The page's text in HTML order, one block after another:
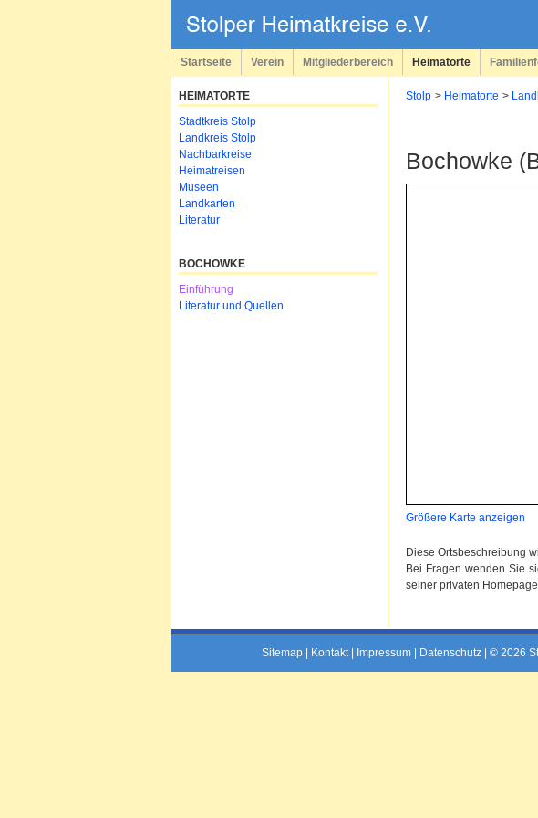
überspringen
Startseite Verein Mitgliederbereich Heimatorte
Stolp Heimatorte
Bochowke
Größere Karte anzeigen
Diese Ortsbeschreibung
Bei Fragen wenden Sie
seiner privaten
HEIMATORTE
Navigation
überspringen
Stadtkreis Stolp
Landkreis Stolp
Nachbarkreise
Heimatreisen
Museen
Landkarten
Literatur
BOCHOWKE
Navigation
überspringen
Einführung
Literatur und Quellen
Sitemap Kontakt| Impressum Datenschutz | © 2026